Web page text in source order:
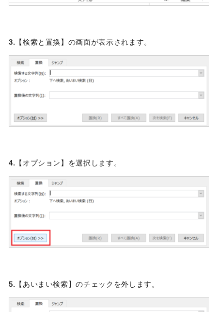
3. 【検索と置換】の画面が表示されます。
4. 【オプション】を選択します。
5. 【あいまい検索】のチェックを外します。